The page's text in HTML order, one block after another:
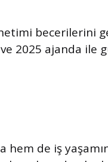
becerilerini
2025 ajanda ile
hem de iş